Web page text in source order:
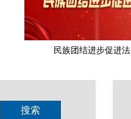
民族团结进步促进法